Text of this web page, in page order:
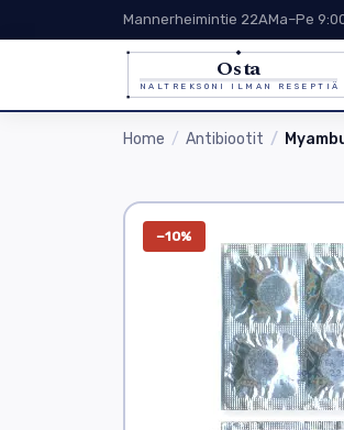
Mannerheimintie 22AMa–Pe
Osta
NALTREKSONI ILMAN RESEPTIÄ
Home Antibiootit
−10%